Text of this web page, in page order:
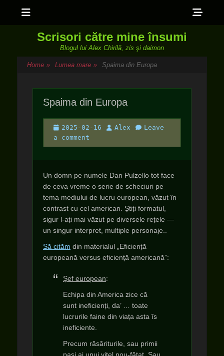
Scrisori către mine însumi
Blogul lui Alex Chirilă, zis şi daimon
Home » Lumea mare » Spaima din Europa
Spaima din Europa
Posted
on
2025-02-16 Author
Alex
Leave
a comment
Un domn pe numele Dan Pulzello tot face
de ceva vreme o serie de scheciuri pe
tema mediului de lucru european, văzut în
contrast cu cel american. Știți formatul,
sigur l-ați mai văzut pe diversele rețele —
un singur interpret, multiple personaje..
Să cităm din materialul „Eficiență
europeană versus eficiență americană”:
Șef european:
Echipa din America zice că
sunt ineficienți, da’ … toate
lucrurile faine din viața asta îs
ineficiente.
Precum răsăriturile, sau primii